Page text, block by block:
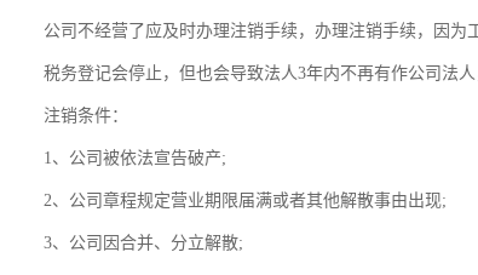
公司不经营了应及时办理注销手续，办理注销手续，因为
税务登记会停止，但也会导致法人3年内不再有作公司法人
注销条件：
1、公司被依法宣告破产;
2、公司章程规定营业期限届满或者其他解散事由出现;
3、公司因合并、分立解散;